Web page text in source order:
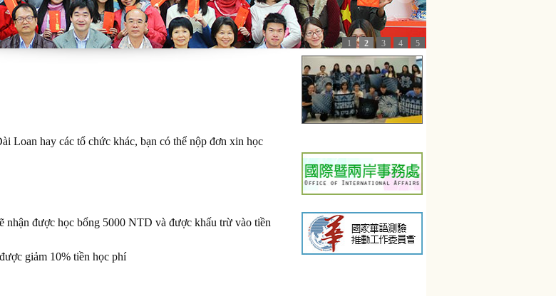
1 2 3 4
5
Loan hay các tổ chức khác, bạn có thể nộp đơn xin học
nhận được học bổng 5000 NTD và được khấu trừ vào tiền
giảm 10% tiền học phí